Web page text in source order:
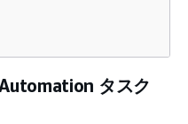
タスク